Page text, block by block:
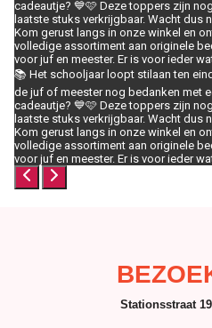
cadeautje? 💙🩷 Deze toppers zijn
laatste stuks verkrijgbaar. Wacht dus
Kom gerust langs in onze winkel en
volledige assortiment aan originele
voor juf en meester. Er is voor ieder
📚 Het schooljaar loopt stilaan ten
de juf of meester nog bedanken met
cadeautje? 💙🩷 Deze toppers zijn
laatste stuks verkrijgbaar. Wacht dus
Kom gerust langs in onze winkel en
volledige assortiment aan originele
voor juf en meester. Er is voor ieder
Stationsstraat